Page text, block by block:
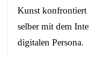
Kunst konfrontiert
selber mit dem
digitalen Persona.